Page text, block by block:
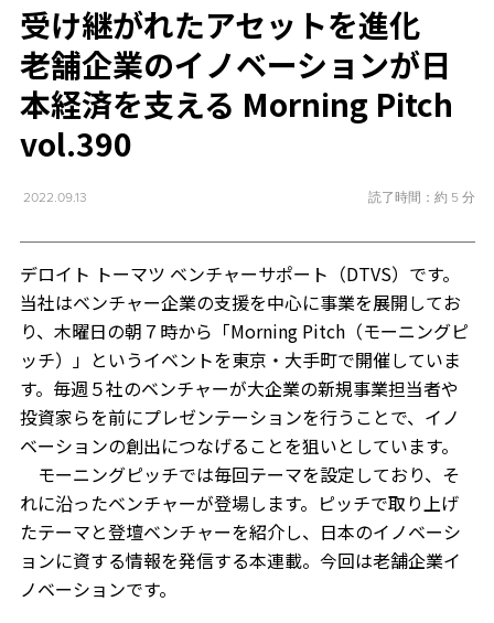
受け継がれたアセットを進化
老舗企業のイノベーションが日
本経済を支える Morning Pitch
vol.390
2022.09.13 読了時間：約 5 分
デロイト トーマツ ベンチャーサポート（DTVS）です。
当社はベンチャー企業の支援を中心に事業を展開してお
り、木曜日の朝７時から「Morning Pitch（モーニングピ
ッチ）」というイベントを東京・大手町で開催していま
す。毎週５社のベンチャーが大企業の新規事業担当者や
投資家らを前にプレゼンテーションを行うことで、イノ
ベーションの創出につなげることを狙いとしています。
モーニングピッチでは毎回テーマを設定しており、そ
れに沿ったベンチャーが登場します。ピッチで取り上げ
たテーマと登壇ベンチャーを紹介し、日本のイノベーシ
ョンに資する情報を発信する本連載。今回は老舗企業イ
ノベーションです。